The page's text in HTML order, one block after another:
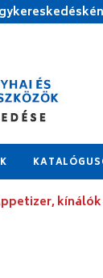
kínálók